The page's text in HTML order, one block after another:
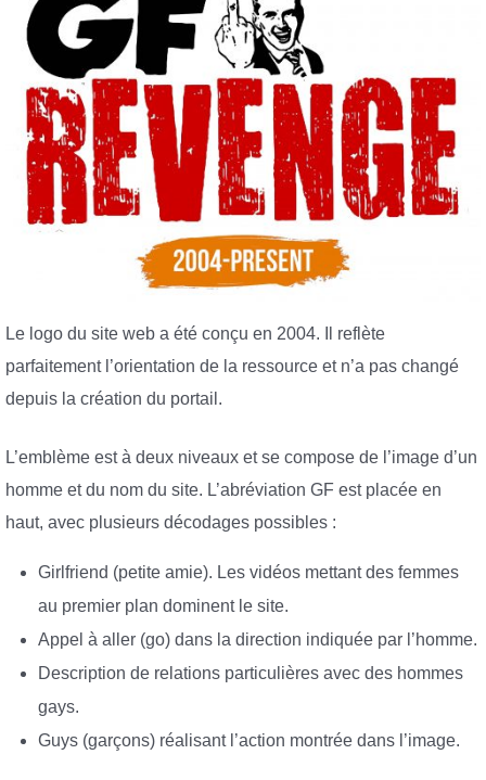
Le logo du site web a été conçu en 2004. Il reflète
parfaitement l’orientation de la ressource et n’a pas changé
depuis la création du portail.
L’emblème est à deux niveaux et se compose de l’image d’un
homme et du nom du site. L’abréviation GF est placée en
haut, avec plusieurs décodages possibles :
Girlfriend (petite amie). Les vidéos mettant des femmes
au premier plan dominent le site.
Appel à aller (go) dans la direction indiquée par l’homme.
Description de relations particulières avec des hommes
gays.
Guys (garçons) réalisant l’action montrée dans l’image.